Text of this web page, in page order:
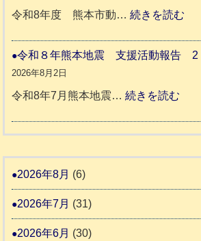
日
記
支
報
3
ッ
一
り
り
令和8年度 熊本市動…続きを読む
和
市
令和８年熊本地震 支援活動報告 2
2026年8月2日
令和8年7月熊本地震…続きを読む
和
熊
2026年8月 (6)
2026年7月 (31)
2026年6月 (30)